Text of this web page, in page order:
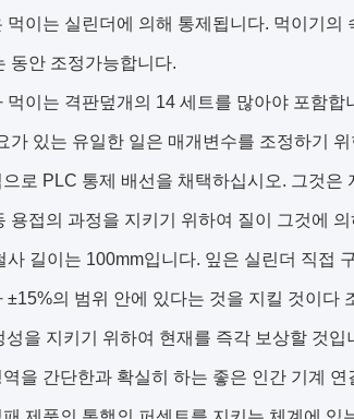
먹이는 실린더에 의해 통제됩니다. 먹이기
동안 조정가능합니다.
먹이는 격판덮개의 14 세트를 많아야 포함
가 있는 유일한 일은 매개변수를 조정하기
로 PLC 통제 배선을 채택하십시오. 그것
용접의 과정을 지키기 위하여 질이 그것에
사 길이는 100mm입니다. 잎은 실린더 직접
±15%의 범위 안에 있다는 것을 지킬 것이다
성을 지키기 위하여 현재를 즉각 보상할 것입
을 간단한과 확실히 하는 좋은 인간 기계 연